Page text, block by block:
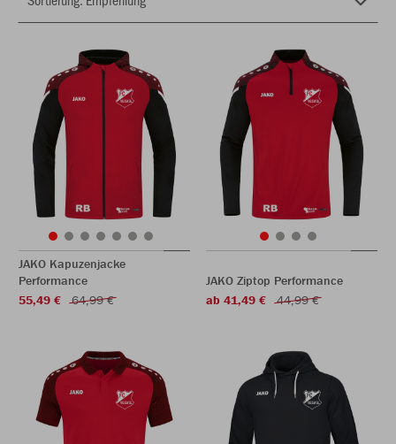
JAKO Kapuzenjacke
Performance
55,49 €
64,99 €
JAKO Ziptop Performance
ab 41,49 €
44,99 €